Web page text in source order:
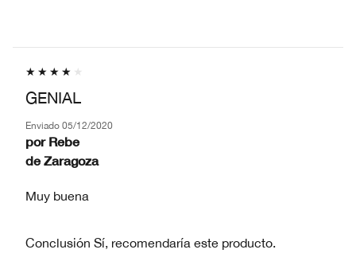
GENIAL
Enviado 05/12/2020
por Rebe
de Zaragoza
Muy buena
Conclusión Sí, recomendaría este producto.